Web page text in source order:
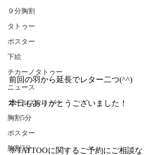
９分胸割
タトゥー
ポスター
下絵
チカーノタトゥー
ニュース
ガールズタトゥー
胸割5分
ポスター
胸割7分
前回の羽から延長でレター二つ(^^)
本日もありがとうございました！
※TATTOOに関するご予約にご相談な